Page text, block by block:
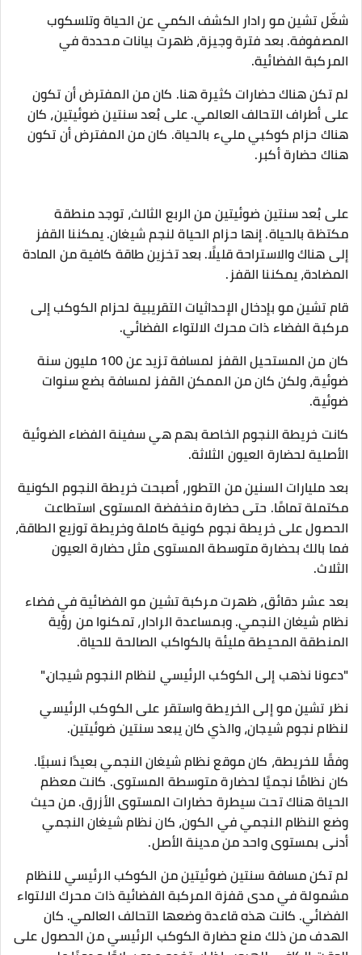
شغّل تشين مو رادار الكشف الكمي عن الحياة وتلسكوب
المصفوفة. بعد فترة وجيزة، ظهرت بيانات محددة في
المركبة الفضائية.
لم تكن هناك حضارات كثيرة هنا. كان من المفترض أن تكون
على أطراف التحالف العالمي. على بُعد سنتين ضوئيتين، كان
هناك حزام كوكبي مليء بالحياة. كان من المفترض أن تكون
هناك حضارة أكبر.
على بُعد سنتين ضوئيتين من الربع الثالث، توجد منطقة
مكتظة بالحياة. إنها حزام الحياة لنجم شيغان. يمكننا القفز
إلى هناك والاستراحة قليلًا. بعد تخزين طاقة كافية من المادة
المضادة، يمكننا القفز.
قام تشين مو بإدخال الإحداثيات التقريبية لحزام الكوكب إلى
مركبة الفضاء ذات محرك الالتواء الفضائي.
كان من المستحيل القفز لمسافة تزيد عن 100 مليون سنة
ضوئية، ولكن كان من الممكن القفز لمسافة بضع سنوات
ضوئية.
كانت خريطة النجوم الخاصة بهم هي سفينة الفضاء الضوئية
الأصلية لحضارة العيون الثلاثة.
بعد مليارات السنين من التطور، أصبحت خريطة النجوم الكونية
مكتملة تمامًا. حتى حضارة منخفضة المستوى استطاعت
الحصول على خريطة نجوم كونية كاملة وخريطة توزيع الطاقة،
فما بالك بحضارة متوسطة المستوى مثل حضارة العيون
الثلاث.
بعد عشر دقائق، ظهرت مركبة تشين مو الفضائية في فضاء
نظام شيغان النجمي. وبمساعدة الرادار، تمكنوا من رؤية
المنطقة المحيطة مليئة بالكواكب الصالحة للحياة.
"دعونا نذهب إلى الكوكب الرئيسي لنظام النجوم شيجان."
نظر تشين مو إلى الخريطة واستقر على الكوكب الرئيسي
لنظام نجوم شيجان، والذي كان يبعد سنتين ضوئيتين.
وفقًا للخريطة، كان موقع نظام شيغان النجمي بعيدًا نسبيًا.
كان نظامًا نجميًا لحضارة متوسطة المستوى. كانت معظم
الحياة هناك تحت سيطرة حضارات المستوى الأزرق. من حيث
وضع النظام النجمي في الكون، كان نظام شيغان النجمي
أدنى بمستوى واحد من مدينة الأصل.
لم تكن مسافة سنتين ضوئيتين من الكوكب الرئيسي للنظام
مشمولة في مدى قفزة المركبة الفضائية ذات محرك الالتواء
الفضائي. كانت هذه قاعدة وضعها التحالف العالمي. كان
الهدف من ذلك منع حضارة الكوكب الرئيسي من الحصول على